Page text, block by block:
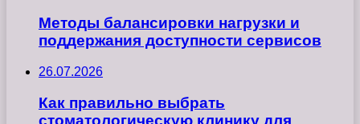
Методы балансировки нагрузки и
поддержания доступности сервисов
26.07.2026
Как правильно выбрать
стоматологическую клинику для